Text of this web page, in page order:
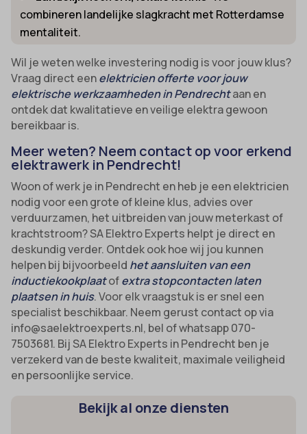
combineren landelijke slagkracht met Rotterdamse
mentaliteit.
Wil je weten welke investering nodig is voor jouw klus?
Vraag direct eenelektricien offerte voor jouw
elektrische werkzaamheden in Pendrechtaan en
ontdek dat kwalitatieve en veilige elektra gewoon
bereikbaar is.
Meer weten? Neem contact op voor erkend
elektrawerk in Pendrecht!
Woon of werk je in Pendrecht en heb je een elektricien
nodig voor een grote of kleine klus, advies over
verduurzamen, het uitbreiden van jouw meterkast of
krachtstroom? SA Elektro Experts helpt je direct en
deskundig verder. Ontdek ook hoe wij jou kunnen
helpen bij bijvoorbeeld het aansluiten van een
inductiekookplaatofextra stopcontacten laten
plaatsen in huis. Voor elk vraagstuk is er snel een
specialist beschikbaar. Neem gerust contact op via
info@saelektroexperts.nl, bel of whatsapp 070-
7503681. Bij SA Elektro Experts in Pendrecht ben je
verzekerd van de beste kwaliteit, maximale veiligheid
en persoonlijke service.
Bekijk al onze diensten
cmplz_banner-status
cmplz_consent_status
cmplz_consented_services
cmplz_functional
cmplz_marketing
cmplz_preferences
cmplz_statistics
cookie_notice_accepted
CookieConsent
cookieconsent_status
cookielawinfo-checkbox-*
cookieyes-consent
et-editor-available-post-*
et-pb-recent-items-colors
et-pb-recent-items-font_family
_ga_*
cookies-state
mp_*_mixpanel
sajssdk_2015_cross_new_user
uitgevers om gepersonaliseerde advertenties te tonen. Dit doen ze
door bezoekers over verschillende websites te volgen.
_gcl_au
_gcl_aw
_gcl_gs
intercom-device-id-*
Andere diensten
Deze categorie omvat alle cookies, domeinen en services die niet
_dd_s
_deCookiesConsent
_ketch_consent_v1_
_upscope__region
acris_cookie_acc
amp_*
av_lang
av_tunnel
blocksy_cookies_consent_accepted